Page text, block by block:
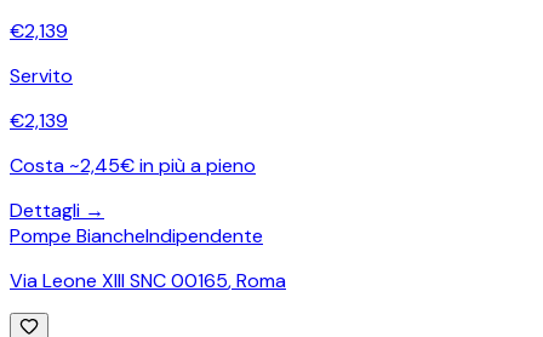
€2,139
Servito
€2,139
Costa ~2,45€ in più a pieno
Dettagli →
Pompe BiancheIndipendente
Via Leone XIII SNC 00165,Roma